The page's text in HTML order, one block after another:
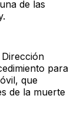
de las
para
que
de la muerte